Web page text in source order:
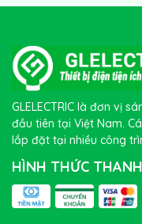
GLELECTRIC là đơn vị
đầu tiên tại Việt Nam.
lắp đặt tại nhiều công
HÌNH THỨC